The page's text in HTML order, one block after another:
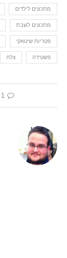
מתכונים לילדים
מתכונים לשבת
פטריות שיטאקי
פשטידה צלח
1 תגובה